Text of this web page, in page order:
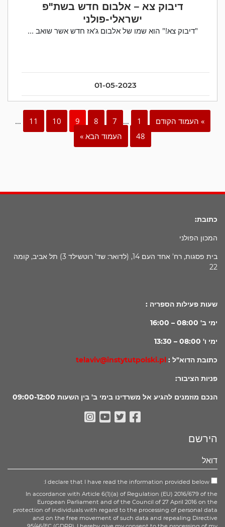
01-05-2023
דיבוק צא – אלבום חדש בשת"פ
ישראלי-פולני
"דיבוק צא!" הוא שמו של אלבום ג'אז חדש אשר שואב ...
» העמוד הקודם 1
…
7
8
9
10
11
…
48
העמוד הבא »
כתובת:
המכון הפולני
בית פסגות, רח' אחד העם 14, (לדואר: שד' רוטשילד 3) תל אביב, קומה
22
שעות פעילות הספריה :
ימי ב' 08:00 – 16:00
ימי ו' 08:00 – 13:30
כתובת הדוא"ל : telaviv@instytutpolski.pl
פניות הציבור:
הנכם מוזמנים להגיע אל משרדינו בימי ב' בין השעות 09:00-12:00
הירשם
In accordance with Article 6(1)(a) of Regulation (EU) 2016/679 of the
European Parliament and of the Council of 27 April 2016 on the
protection of individuals with regard to the processing of personal data
and on the free movement of such data and repealing Directive